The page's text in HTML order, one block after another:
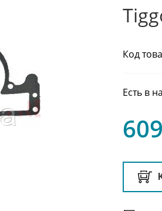
Код
Есть в
609